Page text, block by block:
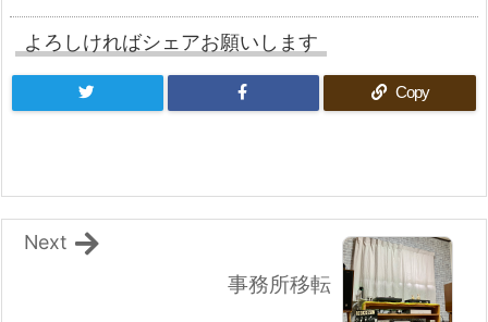
よろしければシェアお願いします
Copy
事務所移転
Next